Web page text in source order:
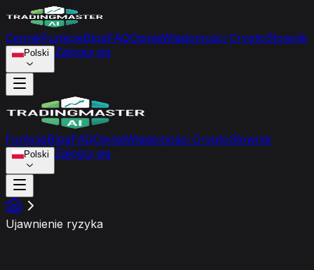
CennikFunkcjeBlogFAQOpinieWiadomości CryptoSłownik
Polski Zaloguj się
FunkcjeBlogFAQOpinieWiadomości CryptoSłownik
Polski Zaloguj się
Ujawnienie ryzyka